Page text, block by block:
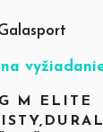
M ELITE